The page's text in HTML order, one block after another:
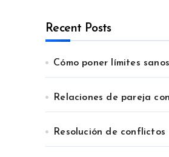
Recent Posts
Cómo poner límites sanos
Relaciones de pareja
Resolución de conflictos